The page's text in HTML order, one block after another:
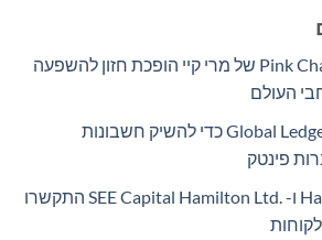
תוכנית Pink Changing Lives®‎ של מרי קיי הופכת חזון להשפעה
העולם
OpenFX רוכשת את Global Ledger כדי להשיק חשבונות
פינטק
Hamilton Reserve Bank ו- SEE Capital Hamilton Ltd.‎ התקשרו